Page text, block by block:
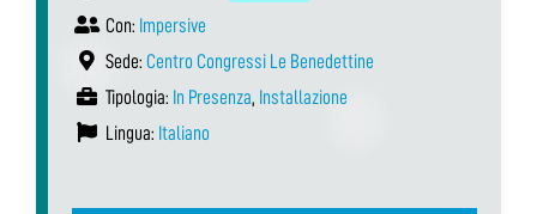
Con: Impersive
Sede: Centro Congressi Le Benedettine
Tipologia: In Presenza, Installazione
Lingua: Italiano